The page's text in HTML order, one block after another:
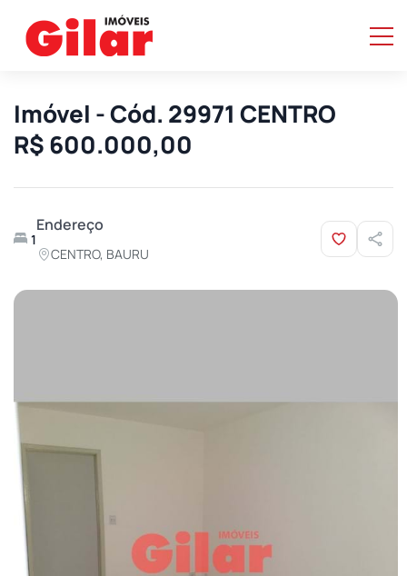
Imóvel - Cód. 29971 CENTRO
R$ 600.000,00
1
Endereço
CENTRO, BAURU